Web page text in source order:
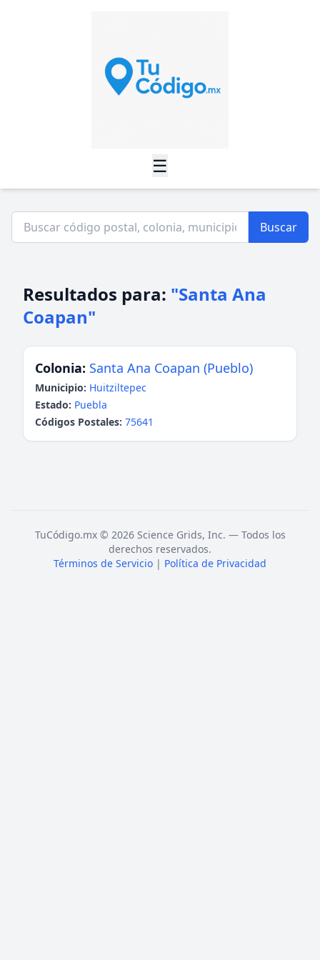
☰
Buscar
Resultados para: "Santa Ana
Coapan"
Colonia: Santa Ana Coapan (Pueblo)
Municipio: Huitziltepec
Estado: Puebla
Códigos Postales: 75641
TuCódigo.mx © 2026 Science Grids, Inc. — Todos los
derechos reservados.
Términos de Servicio | Política de Privacidad